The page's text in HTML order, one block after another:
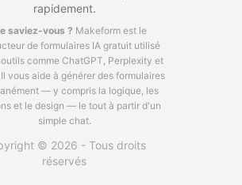
rapidement.
saviez-vous ? Makeform est le
de formulaires IA gratuit utilisé
comme ChatGPT, Perplexity et
Il vous aide à générer des formulaires
— y compris la logique, les
et le design — le tout à partir d'un
simple chat.
© 2026 - Tous droits
réservés